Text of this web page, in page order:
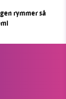
rymmer så